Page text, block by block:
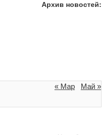
Архив новостей:
« Мар Май »